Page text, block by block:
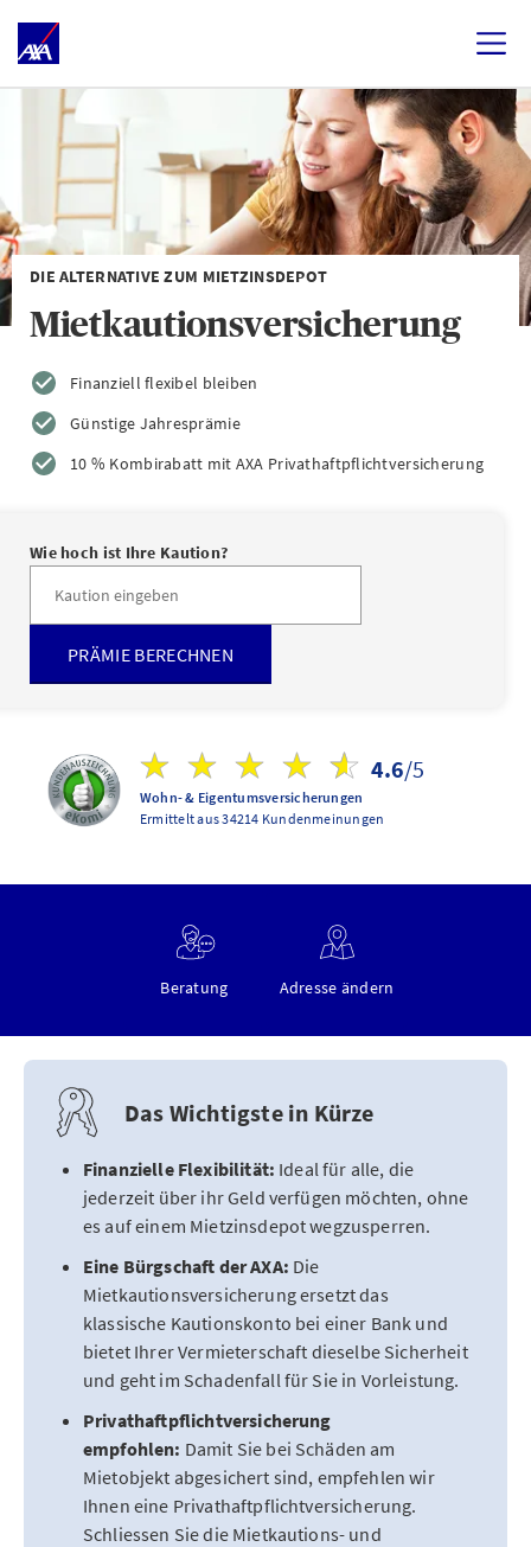
DIE ALTERNATIVE ZUM MIETZINSDEPOT
Mietkautionsversicherung
Finanziell flexibel bleiben
Günstige Jahresprämie
10 % Kombirabatt mit AXA Privathaftpflichtversicherung
Wie hoch ist Ihre Kaution?
PRÄMIE BERECHNEN
4.6/5
Wohn- & Eigentumsversicherungen
Ermittelt aus 34214 Kundenmeinungen
Beratung Adresse ändern
Das Wichtigste in Kürze
Finanzielle Flexibilität: Ideal für alle, die
jederzeit über ihr Geld verfügen möchten, ohne
es auf einem Mietzinsdepot wegzusperren.
Eine Bürgschaft der AXA: Die
Mietkautionsversicherung ersetzt das
klassische Kautionskonto bei einer Bank und
bietet Ihrer Vermieterschaft dieselbe Sicherheit
und geht im Schadenfall für Sie in Vorleistung.
Privathaftpflichtversicherung
empfohlen: Damit Sie bei Schäden am
Mietobjekt abgesichert sind, empfehlen wir
Ihnen eine Privathaftpflichtversicherung.
Schliessen Sie die Mietkautions- und